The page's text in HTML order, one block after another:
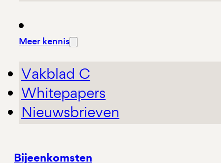
Meer kennis
Vakblad C
Whitepapers
Nieuwsbrieven
Bijeenkomsten